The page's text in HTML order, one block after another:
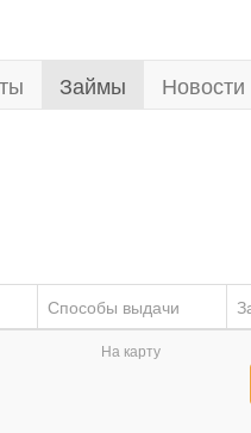
Займы Новости
Способы выдачи
На карту